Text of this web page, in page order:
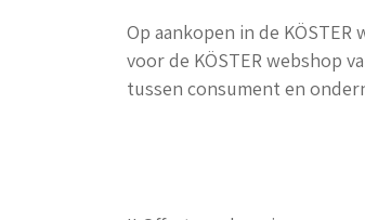
Op aankopen in de
voor de KÖSTER webshop
tussen consument en